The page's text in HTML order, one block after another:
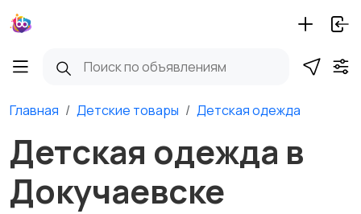
Главная Детские товары Детская одежда
Детская одежда в
Докучаевске